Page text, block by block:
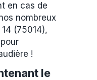
en cas de
nombreux
(75014),
!
le